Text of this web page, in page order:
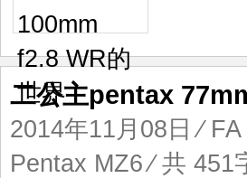
二公主pentax
2014年11月08日 ⁄
Pentax MZ6⁄ 共 451